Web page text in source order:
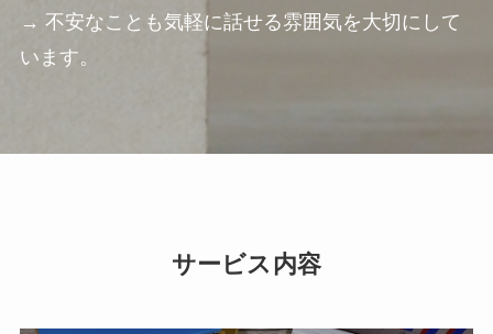
→ 不安なことも気軽に話せる雰囲気を大切にして
います。
サービス内容